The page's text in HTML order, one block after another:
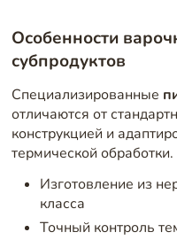
Особенности
субпродуктов
Специализированные
отличаются от
конструкцией и
термической
Изготовление из
класса
Точный контроль